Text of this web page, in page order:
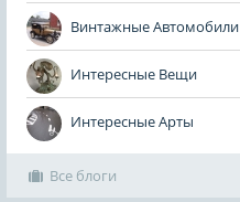
Винтажные Автомобили
Интересные Вещи
Интересные Арты
Все блоги